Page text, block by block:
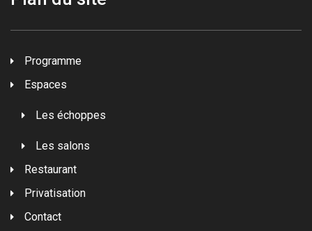
Programme
Espaces
Les échoppes
Les salons
Restaurant
Privatisation
Contact